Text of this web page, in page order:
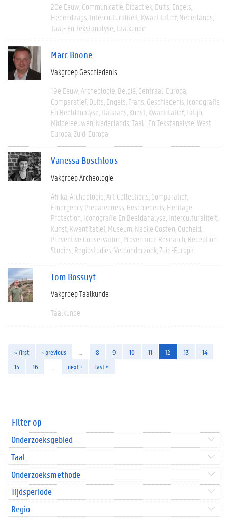
20e Eeuw Communicatie Didactiek Duits Engels
Hedendaags Interculturaliteit Kwantitatief Nederlands
Taal- En Tekstanalyse Taalkunde
Marc Boone
Vakgroep Geschiedenis
19e Eeuw Archeologie België Centraal-Europa
Comparatief Duits Engels Frans Geschiedenis Iconografie
En Beeldanalyse Italiaans Kunst Kwantitatief Latijn
Middeleeuwen Nederlands Taal- En Tekstanalyse West-
Europa Zuid-Europa
Vanessa Boschloos
Vakgroep Archeologie
Afrika Archeologie Art Collections Comparatief
Emergency Preparedness Geschiedenis Heritage
Protection Iconografie En Beeldanalyse Interculturaliteit
Kunst Kwantitatief Museum Nabije Oosten Oudheid
Preventive Conservation Provenance Research Reception
Studies Regiostudies Veldonderzoek Zuid-Europa
Tom Bossuyt
Vakgroep Taalkunde
Taalkunde
« first ‹ previous 8 9 10 11 12 13
14
15
16 next › last »
Filter op
Onderzoeksgebied
Taal
Onderzoeksmethode
Tijdsperiode
Regio